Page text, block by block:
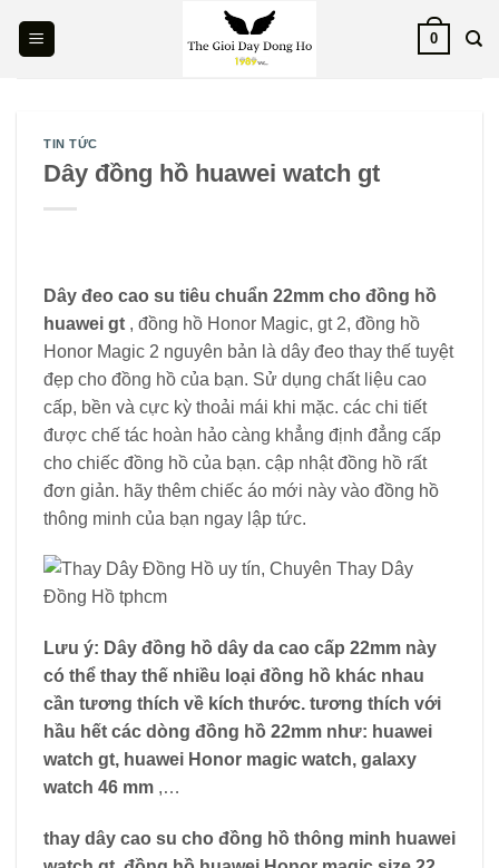
0
TIN TỨC
Dây đồng hồ huawei watch gt
Dây đeo cao su tiêu chuẩn 22mm cho đồng hồ
huawei gt , đồng hồ Honor Magic, gt 2, đồng hồ
Honor Magic 2 nguyên bản là dây đeo thay thế tuyệt
đẹp cho đồng hồ của bạn. Sử dụng chất liệu cao
cấp, bền và cực kỳ thoải mái khi mặc. các chi tiết
được chế tác hoàn hảo càng khẳng định đẳng cấp
cho chiếc đồng hồ của bạn. cập nhật đồng hồ rất
đơn giản. hãy thêm chiếc áo mới này vào đồng hồ
thông minh của bạn ngay lập tức.
Lưu ý: Dây đồng hồ dây da cao cấp 22mm này
có thể thay thế nhiều loại đồng hồ khác nhau
cần tương thích về kích thước. tương thích với
hầu hết các dòng đồng hồ 22mm như: huawei
watch gt, huawei Honor magic watch, galaxy
watch 46 mm ,…
thay dây cao su cho đồng hồ thông minh huawei